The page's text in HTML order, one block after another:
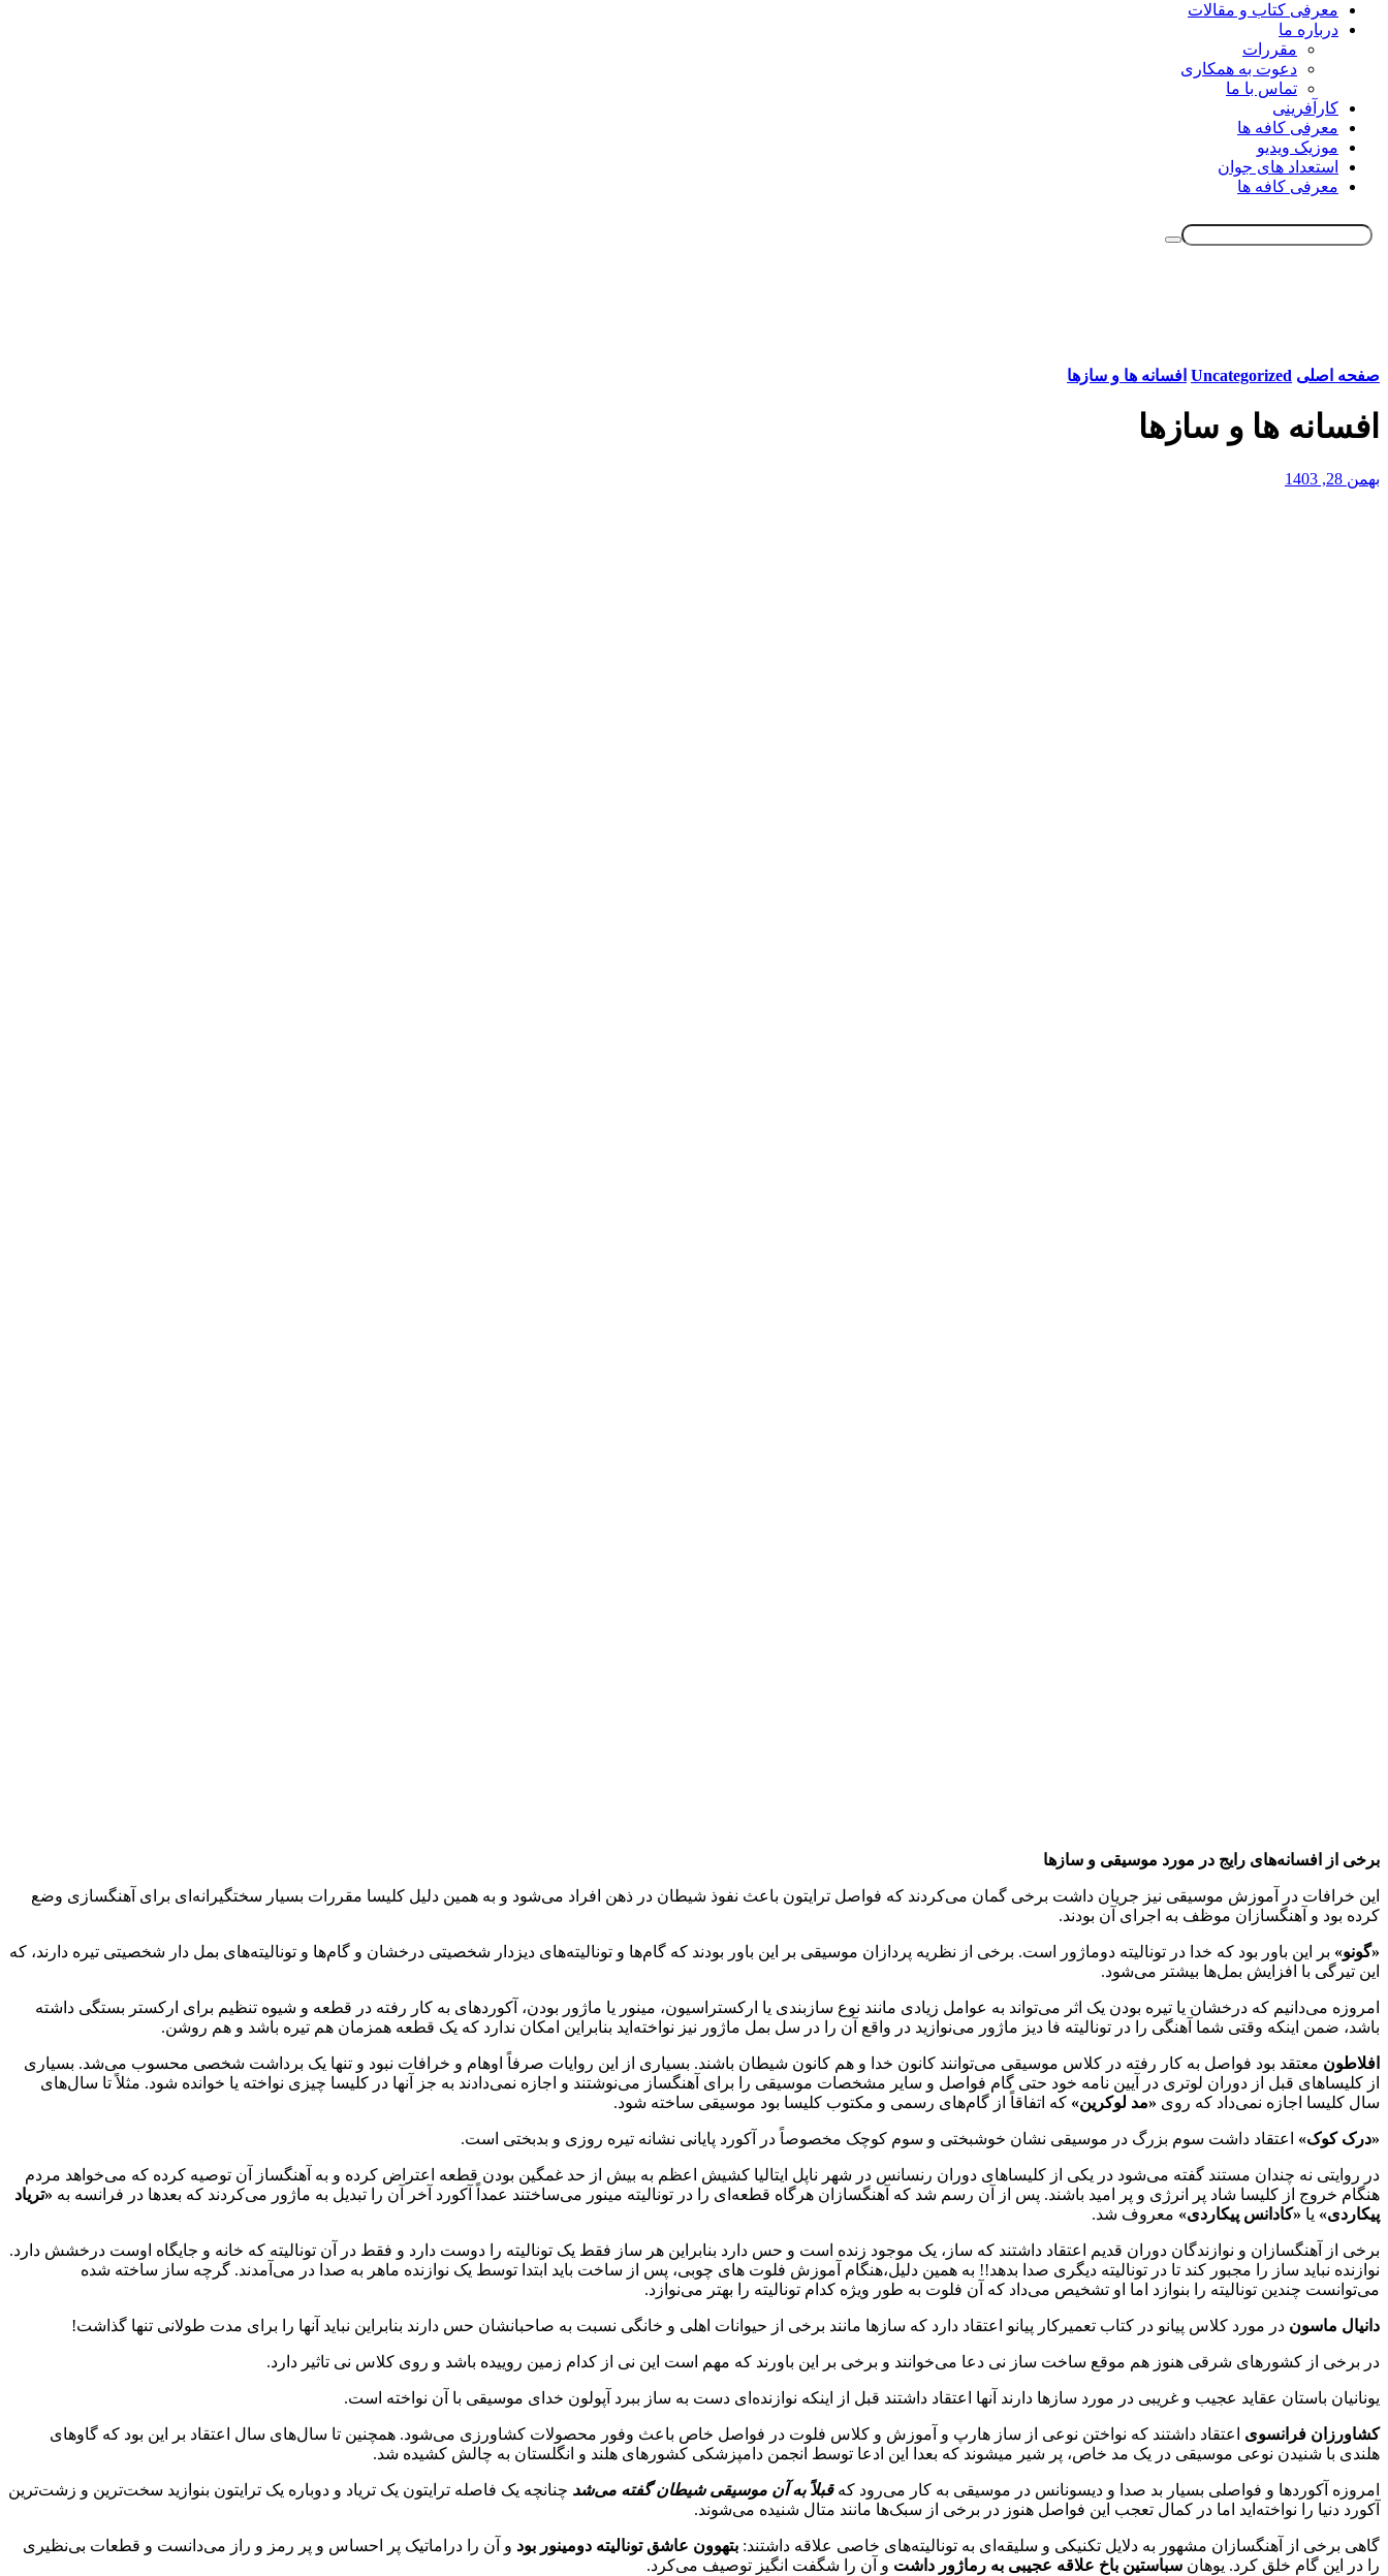
معرفی کتاب و مقالات
درباره ما
مقررات
دعوت به همکاری
تماس با ما
کارآفرینی
معرفی کافه ها
موزیک ویدیو
استعداد های جوان
معرفی کافه ها
صفحه اصلی Uncategorized افسانه ها و سازها
افسانه ها و سازها
بهمن 28, 1403
برخی از افسانه‌های رایج در مورد موسیقی و سازها
این خرافات در آموزش موسیقی نیز جریان داشت برخی گمان می‌کردند که فواصل ترایتون باعث نفوذ شیطان در ذهن افراد می‌شود و به همین دلیل کلیسا مقررات بسیار سختگیرانه‌ای برای آهنگسازی وضع
کرده بود و آهنگسازان موظف به اجرای آن بودند.
«گونو» بر این باور بود که خدا در تونالیته دوماژور است. برخی از نظریه پردازان موسیقی بر این باور بودند که گام‌ها و تونالیته‌های دیزدار شخصیتی درخشان و گام‌ها و تونالیته‌های بمل دار شخصیتی تیره دارند، که
این تیرگی با افزایش بمل‌ها بیشتر می‌شود.
امروزه می‌دانیم که درخشان یا تیره بودن یک اثر می‌تواند به عوامل زیادی مانند نوع سازبندی یا ارکستراسیون، مینور یا ماژور بودن، آکوردهای به کار رفته در قطعه و شیوه تنظیم برای ارکستر بستگی داشته
باشد، ضمن اینکه وقتی شما آهنگی را در تونالیته فا دیز ماژور می‌نوازید در واقع آن را در سل بمل ماژور نیز نواخته‌اید بنابراین امکان ندارد که یک قطعه همزمان هم تیره باشد و هم روشن.
افلاطون معتقد بود فواصل به کار رفته در کلاس موسیقی می‌توانند کانون خدا و هم کانون شیطان باشند. بسیاری از این روایات صرفاً اوهام و خرافات نبود و تنها یک برداشت شخصی محسوب می‌شد. بسیاری
از کلیساهای قبل از دوران لوتری در آیین نامه خود حتی گام فواصل و سایر مشخصات موسیقی را برای آهنگساز می‌نوشتند و اجازه نمی‌دادند به جز آنها در کلیسا چیزی نواخته یا خوانده شود. مثلاً تا سال‌های
سال کلیسا اجازه نمی‌داد که روی «مد لوکرین» که اتفاقاً از گام‌های رسمی و مکتوب کلیسا بود موسیقی ساخته شود.
«درک کوک» اعتقاد داشت سوم بزرگ در موسیقی نشان خوشبختی و سوم کوچک مخصوصاً در آکورد پایانی نشانه تیره روزی و بدبختی است.
در روایتی نه چندان مستند گفته می‌شود در یکی از کلیساهای دوران رنسانس در شهر ناپل ایتالیا کشیش اعظم به بیش از حد غمگین بودن قطعه اعتراض کرده و به آهنگساز آن توصیه کرده که می‌خواهد مردم
هنگام خروج از کلیسا شاد پر انرژی و پر امید باشند. پس از آن رسم شد که آهنگسازان هرگاه قطعه‌ای را در تونالیته مینور می‌ساختند عمداً آکورد آخر آن را تبدیل به ماژور می‌کردند که بعدها در فرانسه به «تریاد
پیکاردی» یا «کادانس پیکاردی» معروف شد.
برخی از آهنگسازان و نوازندگان دوران قدیم اعتقاد داشتند که ساز، یک موجود زنده است و حس دارد بنابراین هر ساز فقط یک تونالیته را دوست دارد و فقط در آن تونالیته که خانه و جایگاه اوست درخشش دارد.
نوازنده نباید ساز را مجبور کند تا در تونالیته دیگری صدا بدهد!! به همین دلیل،هنگام آموزش فلوت ‌های چوبی، پس از ساخت باید ابتدا توسط یک نوازنده ماهر به صدا در می‌آمدند. گرچه ساز ساخته شده
می‌توانست چندین تونالیته را بنوازد اما او تشخیص می‌داد که آن فلوت به طور ویژه کدام تونالیته را بهتر می‌نوازد.
دانیال ماسون در مورد کلاس پیانو در کتاب تعمیرکار پیانو اعتقاد دارد که سازها مانند برخی از حیوانات اهلی و خانگی نسبت به صاحبانشان حس دارند بنابراین نباید آنها را برای مدت طولانی تنها گذاشت!
در برخی از کشورهای شرقی هنوز هم موقع ساخت ساز نی دعا می‌خوانند و برخی بر این باورند که مهم است این نی از کدام زمین روییده باشد و روی کلاس نی تاثیر دارد.
یونانیان باستان عقاید عجیب و غریبی در مورد سازها دارند آنها اعتقاد داشتند قبل از اینکه نوازنده‌ای دست به ساز ببرد آپولون خدای موسیقی با آن نواخته است.
کشاورزان فرانسوی اعتقاد داشتند که نواختن نوعی از ساز هارپ و آموزش و کلاس فلوت در فواصل خاص باعث وفور محصولات کشاورزی می‌شود. همچنین تا سال‌های سال اعتقاد بر این بود که گاوهای
هلندی با شنیدن نوعی موسیقی در یک مد خاص، پر شیر میشوند که بعدا این ادعا توسط انجمن دامپزشکی کشورهای هلند و انگلستان به چالش کشیده شد.
امروزه آکوردها و فواصلی بسیار بد صدا و دیسونانس در موسیقی به کار می‌رود کهقبلاً به آن موسیقی شیطان گفته می‌شد چنانچه یک فاصله ترایتون یک تریاد و دوباره یک ترایتون بنوازید سخت‌ترین و زشت‌ترین
آکورد دنیا را نواخته‌اید اما در کمال تعجب این فواصل هنوز در برخی از سبک‌ها مانند متال شنیده می‌شوند.
گاهی برخی از آهنگسازان مشهور به دلایل تکنیکی و سلیقه‌ای به تونالیته‌های خاصی علاقه داشتند: بتهوون عاشق تونالیته دومینور بود و آن را دراماتیک پر احساس و پر رمز و راز می‌دانست و قطعات بی‌نظیری
را در این گام خلق کرد. یوهان سباستین باخ علاقه عجیبی به رماژور داشت و آن را شگفت انگیز توصیف می‌کرد.